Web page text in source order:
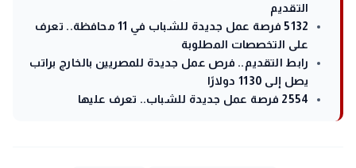
التقديم
5132 فرصة عمل جديدة للشباب في 11 محافظة.. تعرف
على التخصصات المطلوبة
رابط التقديم.. فرص عمل جديدة للمصريين بالخارج براتب
يصل إلى 1130 دولارًا
2554 فرصة عمل جديدة للشباب.. تعرف عليها